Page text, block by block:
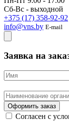
Сб-Вс - выходной
+375 (17) 358-92-92
info@vns.by E-mail
Заявка на
Оформить заказ
Согласен с